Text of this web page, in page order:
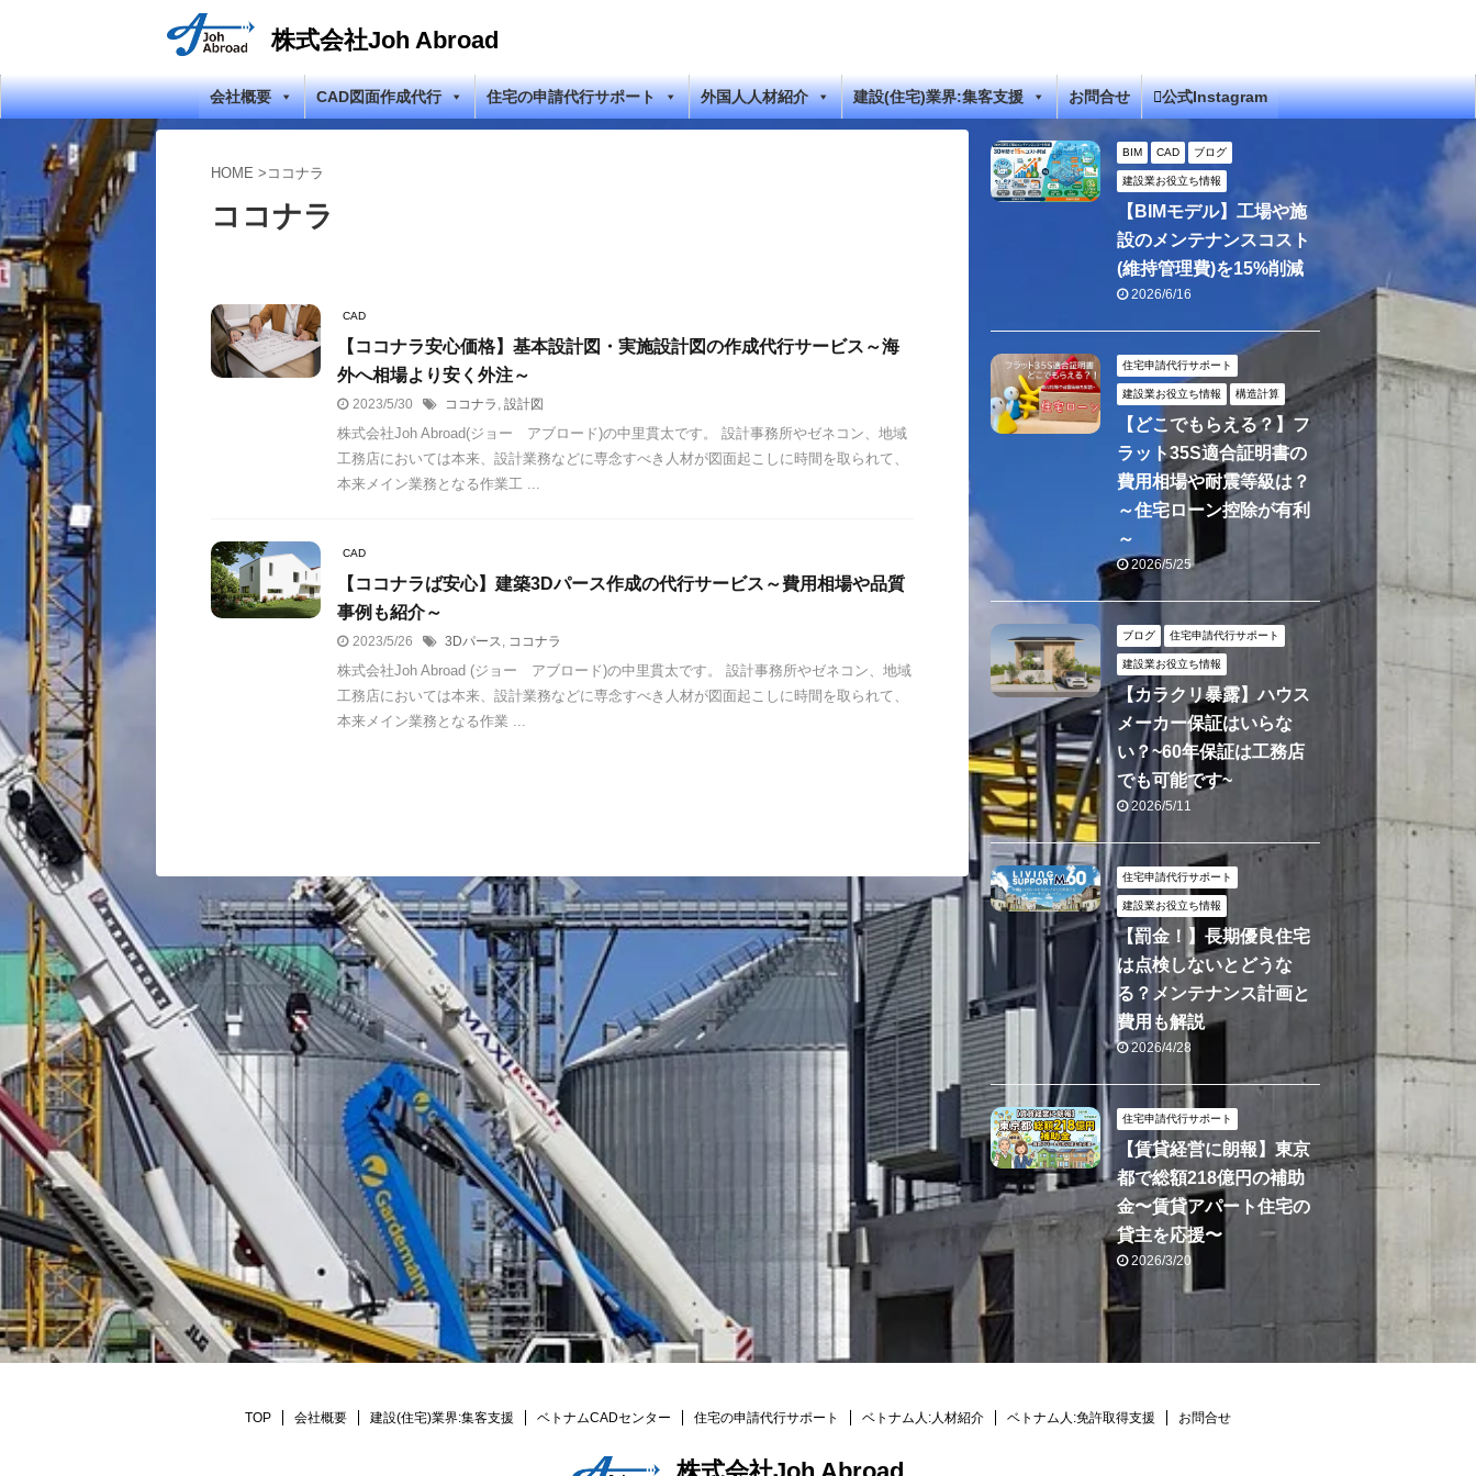
株式会社Joh Abroad
会社概要 CAD図面作成代行 住宅の申請代行サポート 外国人人材紹介 建設(住宅)業界:集客支援 お問合せ 公式Instagram
HOME > ココナラ
ココナラ
CAD
【ココナラ安心価格】基本設計図・実施設計図の作成代行サービス～海
外へ相場より安く外注～
2023/5/30 ココナラ , 設計図
株式会社Joh Abroad(ジョー アブロード)の中里貫太です。 設計事務所やゼネコン、地域
工務店においては本来、設計業務などに専念すべき人材が図面起こしに時間を取られて、
本来メイン業務となる作業工 ...
CAD
【ココナラば安心】建築3Dパース作成の代行サービス～費用相場や品質
事例も紹介～
2023/5/26 3Dパース, ココナラ
株式会社Joh Abroad (ジョー アブロード)の中里貫太です。 設計事務所やゼネコン、地域
工務店においては本来、設計業務などに専念すべき人材が図面起こしに時間を取られて、
本来メイン業務となる作業 ...
BIM CAD ブログ
建設業お役立ち情報
【BIMモデル】工場や施
設のメンテナンスコスト
(維持管理費)を15%削減
2026/6/16
住宅申請代行サポート
建設業お役立ち情報 構造計算
【どこでもらえる？】フ
ラット35S適合証明書の
費用相場や耐震等級は？
～住宅ローン控除が有利
～
2026/5/25
ブログ 住宅申請代行サポート
建設業お役立ち情報
【カラクリ暴露】ハウス
メーカー保証はいらな
い？~60年保証は工務店
でも可能です~
2026/5/11
住宅申請代行サポート
建設業お役立ち情報
【罰金！】長期優良住宅
は点検しないとどうな
る？メンテナンス計画と
費用も解説
2026/4/28
住宅申請代行サポート
【賃貸経営に朗報】東京
都で総額218億円の補助
金〜賃貸アパート住宅の
貸主を応援〜
2026/3/20
TOP 会社概要 建設(住宅)業界:集客支援 ベトナムCADセンター 住宅の申請代行サポート ベトナム人:人材紹介 ベトナム人:免許取得支援 お問合せ